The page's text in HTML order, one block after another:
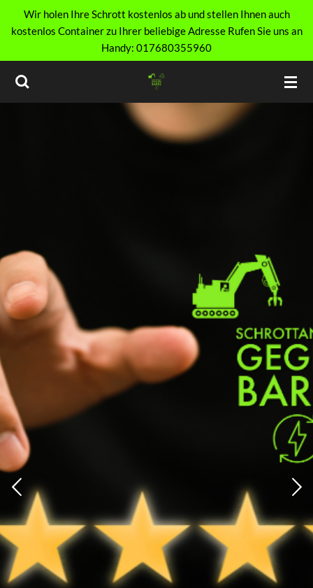
Zum
Hauptinhalt
Wir holen Ihre Schrott kostenlos ab und stellen Ihnen auch
kostenlos Container zu Ihrer beliebige Adresse Rufen Sie uns an
Handy: 017680355960